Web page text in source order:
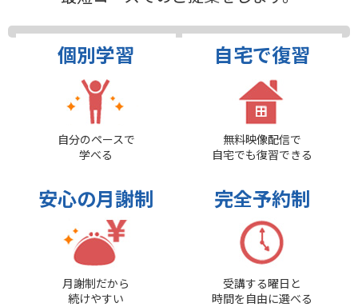
個別学習
自分のペースで
学べる
自宅で復習
無料映像配信で
自宅でも復習できる
安心の月謝制
月謝制だから
続けやすい
完全予約制
受講する曜日と
時間を自由に選べる